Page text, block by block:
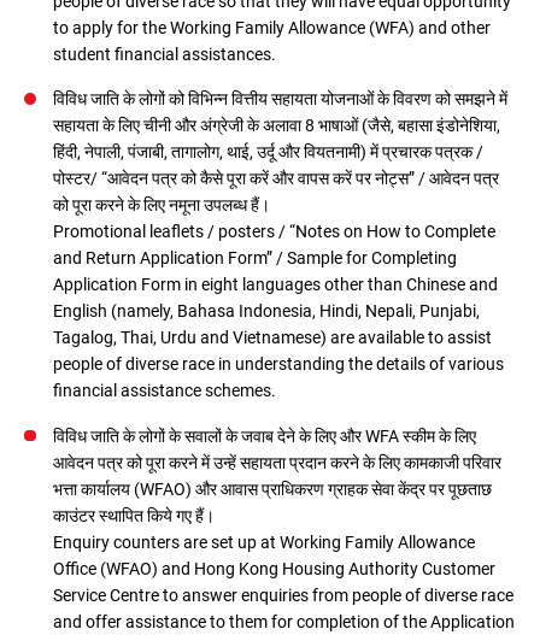
to apply for the Working Family Allowance (WFA) and other
student financial assistances.
विविध जाति के लोगों को विभिन्न वित्तीय सहायता योजनाओं के विवरण को समझने में
सहायता के लिए चीनी और अंग्रेजी के अलावा 8 भाषाओं (जैसे, बहासा इंडोनेशिया,
हिंदी, नेपाली, पंजाबी, तागालोग, थाई, उर्दू और वियतनामी) में प्रचारक पत्रक /
पोस्टर/ “आवेदन पत्र को कैसे पूरा करें और वापस करें पर नोट्स” / आवेदन पत्र
को पूरा करने के लिए नमूना उपलब्ध हैं।
Promotional leaflets / posters / “Notes on How to Complete
and Return Application Form” / Sample for Completing
Application Form in eight languages other than Chinese and
English (namely, Bahasa Indonesia, Hindi, Nepali, Punjabi,
Tagalog, Thai, Urdu and Vietnamese) are available to assist
people of diverse race in understanding the details of various
financial assistance schemes.
विविध जाति के लोगों के सवालों के जवाब देने के लिए और WFA स्कीम के लिए
आवेदन पत्र को पूरा करने में उन्हें सहायता प्रदान करने के लिए कामकाजी परिवार
भत्ता कार्यालय (WFAO) और आवास प्राधिकरण ग्राहक सेवा केंद्र पर पूछताछ
काउंटर स्थापित किये गए हैं।
Enquiry counters are set up at Working Family Allowance
Office (WFAO) and Hong Kong Housing Authority Customer
Service Centre to answer enquiries from people of diverse race
and offer assistance to them for completion of the Application